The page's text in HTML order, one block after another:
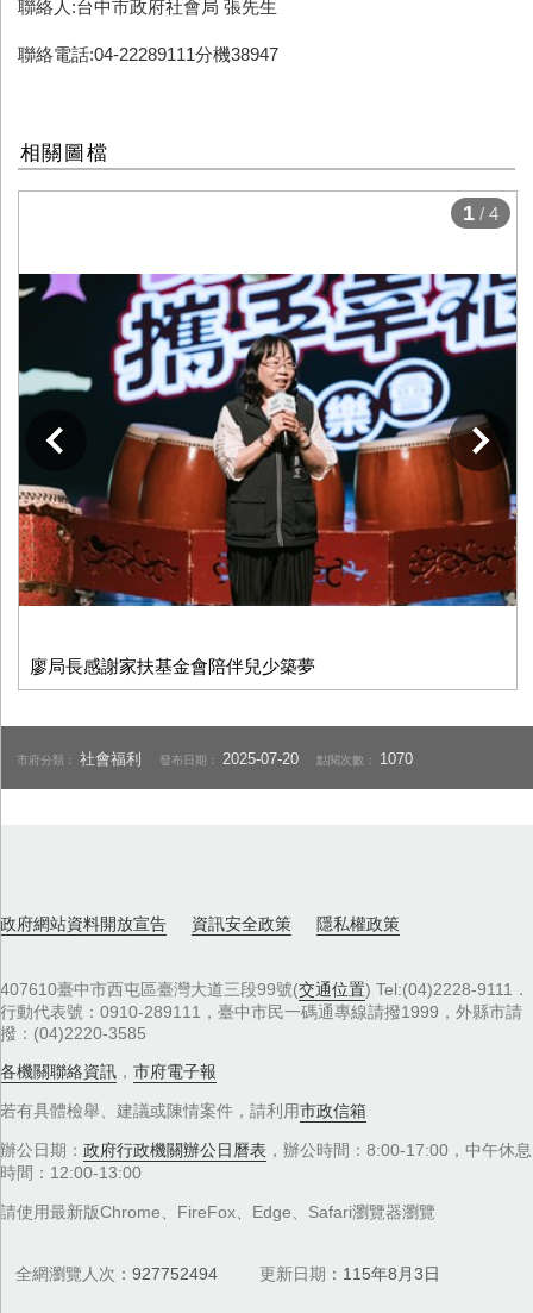
聯絡人:台中市政府社會局 張先生
聯絡電話:04-22289111分機38947
相關圖檔
廖局長感謝家扶基金會陪伴兒少築夢
下一張
1 / 4
市府分類：社會福利 發布日期： 2025-07-20 點閱次數： 1070
政府網站資料開放宣告 資訊安全政策 隱私權政策
407610臺中市西屯區臺灣大道三段99號(交通位置) Tel:(04)2228-9111．
行動代表號：0910-289111，臺中市民一碼通專線請撥1999，外縣市請
撥：(04)2220-3585
各機關聯絡資訊 ， 市府電子報
若有具體檢舉、建議或陳情案件，請利用市政信箱
辦公日期： 政府行政機關辦公日曆表 ，辦公時間：8:00-17:00，中午休息
時間：12:00-13:00
請使用最新版Chrome、FireFox、Edge、Safari瀏覽器瀏覽
全網瀏覽人次 927752494 更新日期 115年8月3日